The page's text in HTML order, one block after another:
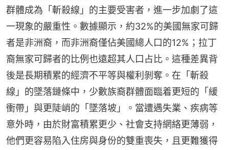
群體成為「斬殺線」的主要受害者，進一步加劇了這
一現象的嚴重性。數據顯示，約32%的美國無家可歸
者是非洲裔，而非洲裔僅佔美國總人口的12%；拉丁
裔無家可歸者的比例也遠超其人口占比。這種差異背
後是長期積累的經濟不平等與權利剝奪。在「斬殺
線」的墜落鏈條中，少數族裔群體面臨着更短的「緩
衝帶」與更陡峭的「墜落坡」。當遭遇失業、疾病等
意外時，由於財富積累更少、社會支持網絡更薄弱，
他們更容易陷入住房與身份的雙重喪失，且更難獲得